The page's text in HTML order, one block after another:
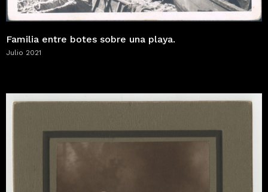
Familia entre botes sobre una playa.
Julio 2021